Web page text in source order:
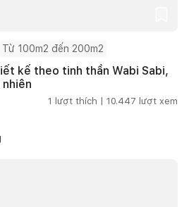
Từ 100m2 đến 200m2
kế theo tinh thần Wabi Sabi,
1 lượt thích | 10.447 lượt xem